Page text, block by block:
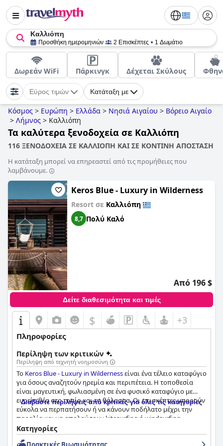
Καλλιόπη
Προσθήκη ημερομηνιών 2 Επισκέπτες 1 Δωμάτιο
Δωρεάν WiFi Πάρκινγκ Δέχεται Σκύλους
Εύρος τιμών Κατάταξη με
Κόσμος > Ευρώπη > Ελλάδα > Νησιά Αιγαίου > Βόρειο Αιγαίο
> Λήμνος > Καλλιόπη
Τα καλύτερα ξενοδοχεία σε Καλλιόπη
116 ΞΕΝΟΔΟΧΕΙΑ ΣΕ ΚΑΛΛΙΟΠΗ ΚΑΙ ΣΕ ΚΟΝΤΙΝΗ ΑΠΟΣΤΑΣΗ
Η κατάταξη μπορεί να επηρεαστεί από τις προμήθειες που
λαμβάνουμε.
Keros Blue - Luxury in Wilderness
Resort σε Καλλιόπη
8,7 Πολύ Καλό
Από 196 $
Δείτε διαθεσιμότητα και τιμές
$ +3
Πληροφορίες
Περίληψη των κριτικών
Περίληψη από τεχνητή νοημοσύνη
Το Keros Blue - Luxury in Wildernessείναι ένα τέλειο καταφύγιο
για όσους αναζητούν ηρεμία και περιπέτεια. Η τοποθεσία
είναι μαγευτική, φωλιασμένη σε ένα φυσικό καταφύγιο με
ευρεία θέα στο τοπίο και τη θάλασσα. Οι επισκέπτες μπορούν
εύκολα να περπατήσουν ή να κάνουν ποδήλατο μέχρι την
παραλία και να απολαύσουν kitesurfing ή windsurfing.
Παρόλο που ορισμένοι επισκέπτες είχαν ανάμεικτες απόψεις
για το πρωινό, η πλειοψηφία το βρήκε πολύ νόστιμο και
Διαβάστε περιλήψεις από κριτικές για όλες τις κατηγορίες
Κατηγορίες